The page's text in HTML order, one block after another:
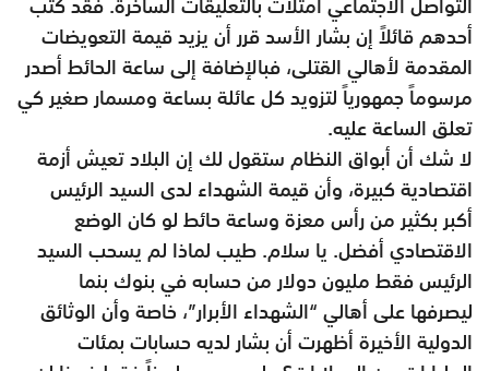
أحدهم قائلاً إن بشار الأسد قرر أن يزيد قيمة التعويضات
المقدمة لأهالي القتلى، فبالإضافة إلى ساعة الحائط أصدر
مرسوماً جمهورياً لتزويد كل عائلة بساعة ومسمار صغير كي
تعلق الساعة عليه.
لا شك أن أبواق النظام ستقول لك إن البلاد تعيش أزمة
اقتصادية كبيرة، وأن قيمة الشهداء لدى السيد الرئيس
أكبر بكثير من رأس معزة وساعة حائط لو كان الوضع
الاقتصادي أفضل. يا سلام. طيب لماذا لم يسحب السيد
الرئيس فقط مليون دولار من حسابه في بنوك بنما
ليصرفها على أهالي “الشهداء الأبرار”، خاصة وأن الوثائق
الدولية الأخيرة أظهرت أن بشار لديه حسابات بمئات